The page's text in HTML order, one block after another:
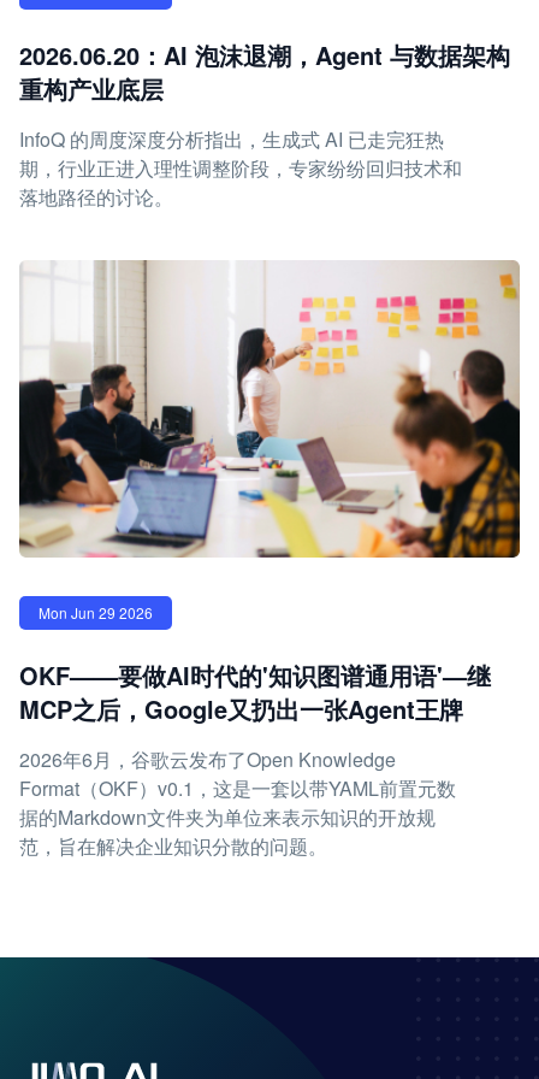
2026.06.20：AI 泡沫退潮，Agent 与数据架构
重构产业底层
InfoQ 的周度深度分析指出，生成式 AI 已走完狂热
期，行业正进入理性调整阶段，专家纷纷回归技术和
落地路径的讨论。
Mon Jun 29 2026
OKF——要做AI时代的'知识图谱通用语'—继
MCP之后，Google又扔出一张Agent王牌
2026年6月，谷歌云发布了Open Knowledge
Format（OKF）v0.1，这是一套以带YAML前置元数
据的Markdown文件夹为单位来表示知识的开放规
范，旨在解决企业知识分散的问题。